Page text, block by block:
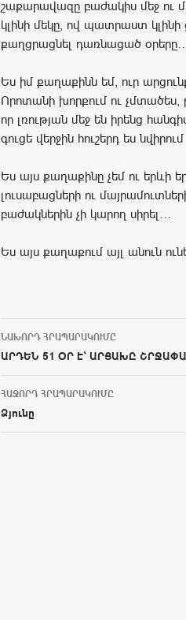
շաքարավազը բաժակիս մեջ ու
կլինի մեկը, ով պատրաստ
քաղցրացնել դառնացած օրերը…
Ես իմ քաղաքինն եմ, ուր
Որոտանի խորքում ու չմտածես,
որ լռության մեջ են իրենց
գուցե վերջին հուշերդ ես
Ես այս քաղաքինը չեմ ու երևի
լուսաբացների ու
բաժակներին չի կարող սիրել…
Ես այս քաղաքում այլ անուն
Post navigation
ՆԱԽՈՐԴ ՀՐԱՊԱՐԱԿՈՒՄԸ
ԱՐԴԵՆ 51 ՕՐ Է` ԱՐՑԱԽԸ
ՀԱՋՈՐԴ ՀՐԱՊԱՐԱԿՈՒՄԸ
Ձյունը